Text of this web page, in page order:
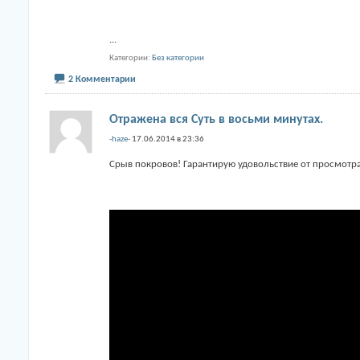
...
Категории Без категории
2 Комментарии
Отражена вся Суть в восьми минутах.
-haze- 17.06.2014 в 23:36
Срыв покровов! Гарантирую удовольствие от